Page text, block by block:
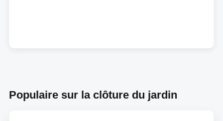
Populaire sur la clôture du jardin